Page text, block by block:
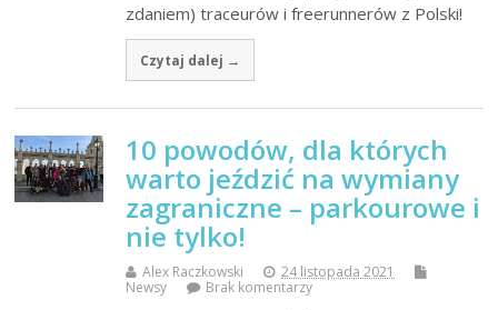
zdaniem) traceurów i freerunnerów z Polski!
Czytaj dalej →
10 powodów, dla których
warto jeździć na wymiany
zagraniczne – parkourowe i
nie tylko!
Alex Raczkowski
24 listopada 2021
Newsy
Brak komentarzy